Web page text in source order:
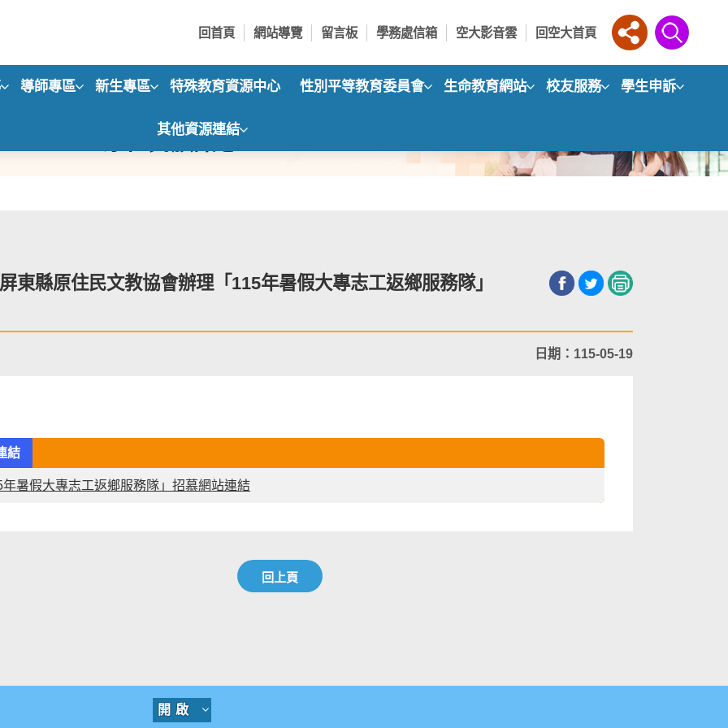
回首頁
網站導覽 留言板 學務處信箱 空大影音雲 回空大首頁
導師專區 新生專區 特殊教育資源中心 性別平等教育委員會 生命教育網站 校友服務 學生申訴
其他資源連結
原住民族訊息
東縣原住民文教協會辦理「115年暑假大專志工返鄉服務隊」
日期：115-05-19
結
年暑假大專志工返鄉服務隊」招慕網站連結
回上頁
開啟